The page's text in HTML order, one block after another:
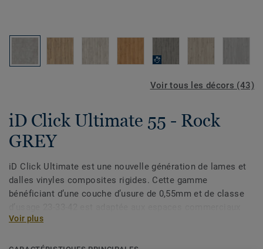
Voir tous les décors (43)
iD Click Ultimate 55 - Rock
GREY
iD Click Ultimate est une nouvelle génération de lames et
dalles vinyles composites rigides. Cette gamme
bénéficiant d’une couche d’usure de 0,55mm et de classe
tels que les magasins, boutiques, hôtel, bureaux. Elle
Voir plus